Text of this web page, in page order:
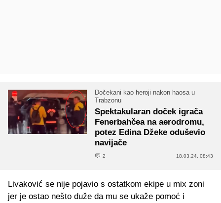
Dočekani kao heroji nakon haosa u
Trabzonu
Spektakularan doček igrača
Fenerbahčea na aerodromu,
potez Edina Džeke oduševio
navijače
2 18.03.24. 08:43
Livaković se nije pojavio s ostatkom ekipe u mix zoni
jer je ostao nešto duže da mu se ukaže pomoć i